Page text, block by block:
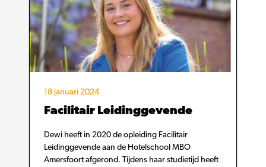
18 januari 2024
Facilitair Leidinggevende
Dewi heeft in 2020 de opleiding Facilitair
Leidinggevende aan de Hotelschool MBO
Amersfoort afgerond. Tijdens haar studietijd heeft